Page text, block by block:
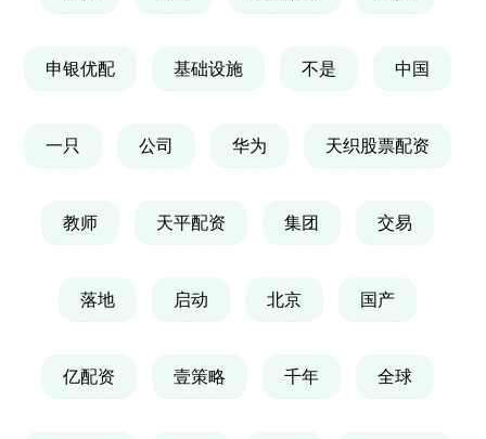
申银优配 基础设施 不是 中国
一只 公司 华为 天织股票配资
教师 天平配资 集团 交易
落地 启动 北京 国产
亿配资 壹策略 千年 全球